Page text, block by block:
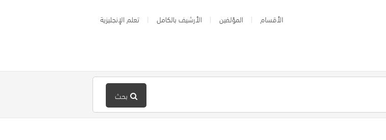
الأقسام المؤلفين الأرشيف بالكامل تعلم الإنجليزية
بحث